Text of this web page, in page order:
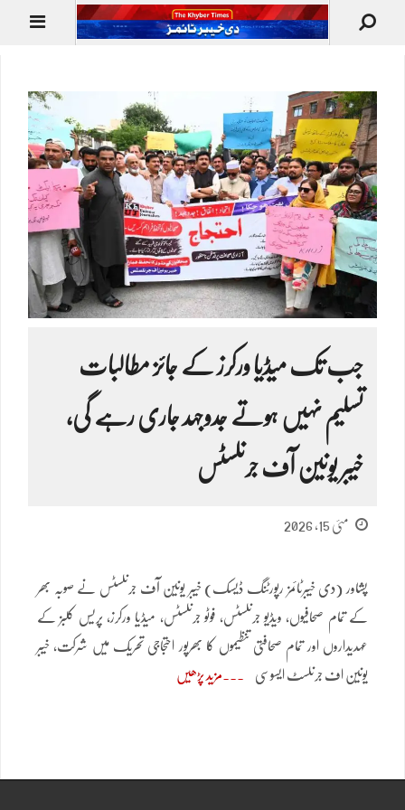
جب تک میڈیا ورکرز کے جائز مطالبات
تسلیم نہیں ہوتے جدوجہد جاری رہے گی،
خیبر یونین آف جرنلسٹس
مئی 15, 2026
پشاور (دی خیبرٹائمز رپورٹنگ ڈیسک) خیبر یونین آف جرنلسٹس نے صوبہ بھر
کے تمام صحافیوں، ویڈیو جرنلسٹس، فوٹو جرنلسٹس، میڈیا ورکرز، پریس کلبز کے
عہدیداروں اور تمام صحافتی تنظیموں کا بھرپور احتجاجی تحریک میں شرکت، خیبر
یونین اف جرنلسٹ ایسوسی مزید پڑھیں